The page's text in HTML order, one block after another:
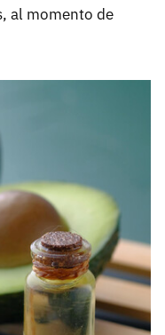
al momento de